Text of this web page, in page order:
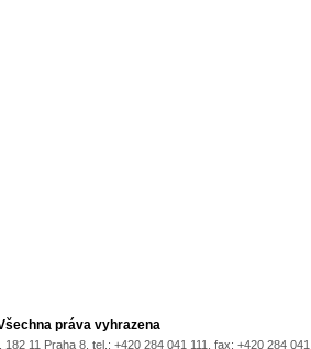
práva vyhrazena
11 Praha 8, tel.: +420 284 041 111, fax: +420 284